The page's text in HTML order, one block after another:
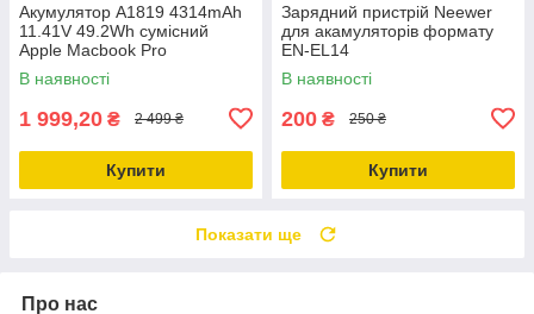
Акумулятор A1819 4314mAh
11.41V 49.2Wh сумісний
Apple Macbook Pro
В наявності
1 999,20 ₴ 2 499 ₴
Купити
Зарядний пристрій Neewer
для акамуляторів формату
EN-EL14
В наявності
200 ₴ 250 ₴
Купити
Показати ще
Про нас